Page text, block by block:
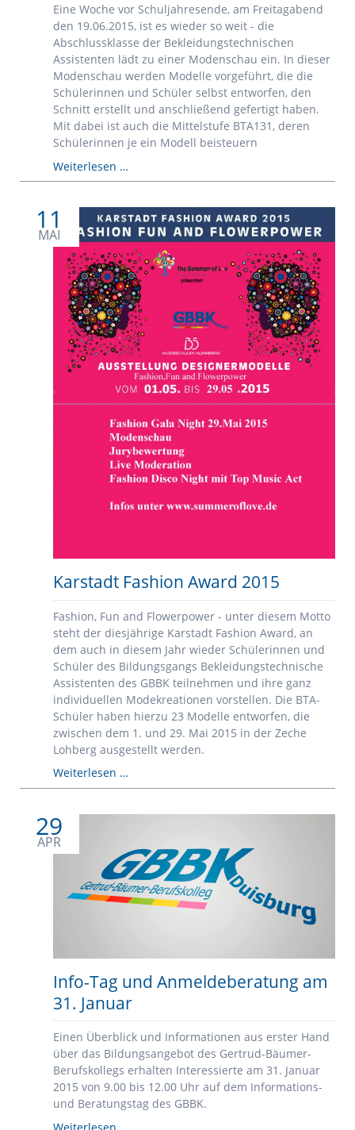
Eine Woche vor Schuljahresende, am Freitagabend
den 19.06.2015, ist es wieder so weit - die
Abschlussklasse der Bekleidungstechnischen
Assistenten lädt zu einer Modenschau ein. In dieser
Modenschau werden Modelle vorgeführt, die die
Schülerinnen und Schüler selbst entworfen, den
Schnitt erstellt und anschließend gefertigt haben.
Mit dabei ist auch die Mittelstufe BTA131, deren
Schülerinnen je ein Modell beisteuern
Weiterlesen …
Title
Show
Just
Fashion
-
Modenschau
der
Bekleidungstechnischen
Assistenten
11
MAI
Karstadt Fashion Award 2015
Fashion, Fun and Flowerpower - unter diesem Motto
steht der diesjährige Karstadt Fashion Award, an
dem auch in diesem Jahr wieder Schülerinnen und
Schüler des Bildungsgangs Bekleidungstechnische
Assistenten des GBBK teilnehmen und ihre ganz
individuellen Modekreationen vorstellen. Die BTA-
Schüler haben hierzu 23 Modelle entworfen, die
zwischen dem 1. und 29. Mai 2015 in der Zeche
Lohberg ausgestellt werden.
Weiterlesen …Karstadt
Fashion
29
APR
Info-Tag und Anmeldeberatung am
31. Januar
Einen Überblick und Informationen aus erster Hand
über das Bildungsangebot des Gertrud-Bäumer-
Berufskollegs erhalten Interessierte am 31. Januar
2015 von 9.00 bis 12.00 Uhr auf dem Informations-
und Beratungstag des GBBK.